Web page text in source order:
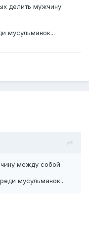
делить мужчину
мусульманок...
между собой
мусульманок...